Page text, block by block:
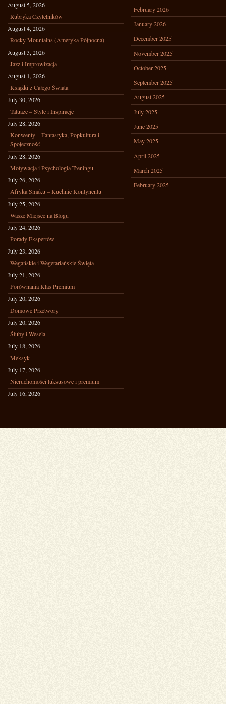
August 5, 2026
Rubryka Czytelników
August 4, 2026
Rocky Mountains (Ameryka Północna)
August 3, 2026
Jazz i Improwizacja
August 1, 2026
Książki z Całego Świata
July 30, 2026
Tatuaże – Style i Inspiracje
July 28, 2026
Konwenty – Fantastyka, Popkultura i
Społeczność
July 28, 2026
Motywacja i Psychologia Treningu
July 26, 2026
Afryka Smaku – Kuchnie Kontynentu
July 25, 2026
Wasze Miejsce na Blogu
July 24, 2026
Porady Ekspertów
July 23, 2026
Wegańskie i Wegetariańskie Święta
July 21, 2026
Porównania Klas Premium
July 20, 2026
Domowe Przetwory
July 20, 2026
Śluby i Wesela
July 18, 2026
Meksyk
July 17, 2026
Nieruchomości luksusowe i premium
July 16, 2026
February 2026
January 2026
December 2025
November 2025
October 2025
September 2025
August 2025
July 2025
June 2025
May 2025
April 2025
March 2025
February 2025